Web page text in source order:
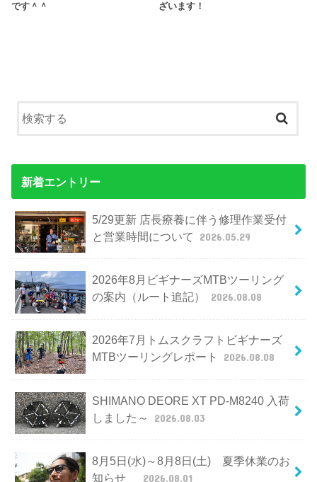
です＾＾
ざいます！
新着エントリー
5/29更新 店長療養に伴う修理作業受付
と営業時間について
2026.05.29
2026年8月ビギナーズMTBツーリング
の案内（ルート追記）
2026.08.08
2026年7月トムスクラフトビギナーズ
MTBツーリングレポート
2026.08.08
SHIMANO DEORE XT PD-M8240 入荷
しました～
2026.08.03
8月5日(水)～8月8日(土) 夏季休業のお
知らせ
2026.08.01